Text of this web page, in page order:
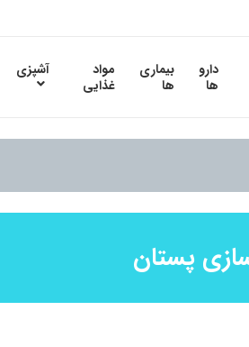
دارو
ها
بیماری
ها
مواد
غذایی
آشپزی
پستان